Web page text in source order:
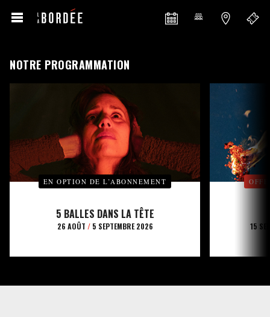
NOTRE PROGRAMMATION
EN OPTION DE L’ABONNEMENT
5 BALLES DANS LA TÊTE
26 AOÛT /5 SEPTEMBRE 2026 15